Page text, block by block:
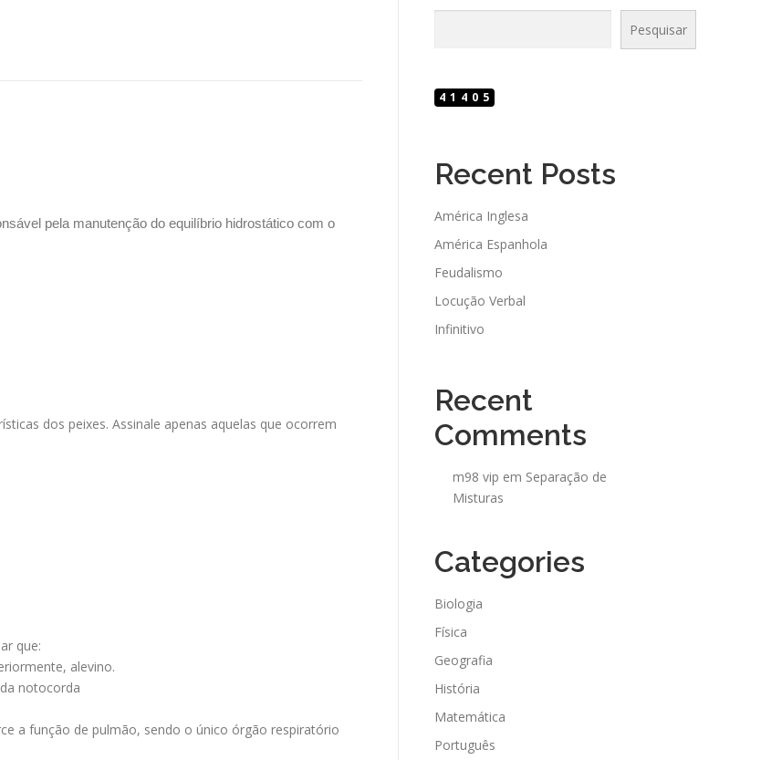
pela manutenção do equilíbrio hidrostático com o
dos peixes. Assinale apenas aquelas que ocorrem
que:
alevino.
notocorda
a função de pulmão, sendo o único órgão respiratório
Pesquisar
41405
Recent Posts
América Inglesa
América Espanhola
Feudalismo
Locução Verbal
Infinitivo
Recent
Comments
m98 vip em Separação de
Misturas
Categories
Biologia
Física
Geografia
História
Matemática
Português